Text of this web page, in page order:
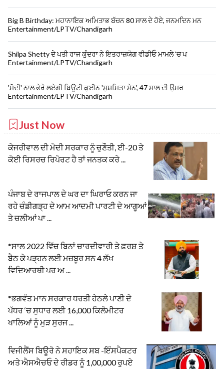
Big B Birthday: ਮਹਾਨਾਇਕ ਅਮਿਤਾਭ ਬੱਚਨ 80 ਸਾਲ ਦੇ ਹੋਏ, ਜਨਮਦਿਨ ਮਨ
Entertainment/LPTV/Chandigarh
Shilpa Shetty ਦੇ ਪਤੀ ਰਾਜ ਕੁੰਦਰਾ ਨੇ ਇਤਰਾਜ਼ਯੋਗ ਵੀਡੀਓ ਮਾਮਲੇ 'ਚ ਪ
Entertainment/LPTV/Chandigarh
'ਮੋਦੀ' ਨਾਲ ਫੇਰੇ ਲਏਗੀ ਬਿਊਟੀ ਕੁਈਨ 'ਸੁਸ਼ਮਿਤਾ ਸੇਨ', 47 ਸਾਲ ਦੀ ਉਮਰ
Entertainment/LPTV/Chandigarh
Just Now
ਕੇਜਰੀਵਾਲ ਦੀ ਮੋਦੀ ਸਰਕਾਰ ਨੂੰ ਚੁਣੌਤੀ, ਈ-20 ਤੇ
ਕੋਈ ਰਿਸਰਚ ਰਿਪੋਰਟ ਹੈ ਤਾਂ ਜਨਤਕ ਕਰੇ ...
ਪੰਜਾਬ ਦੇ ਰਾਜਪਾਲ ਦੇ ਘਰ ਦਾ ਘਿਰਾਓ ਕਰਨ ਜਾ
ਰਹੇ ਚੰਡੀਗੜ੍ਹ ਦੇ ਆਮ ਆਦਮੀ ਪਾਰਟੀ ਦੇ ਆਗੂਆਂ
ਤੇ ਚਲੀਆਂ ਪਾ ...
*ਸਾਲ 2022 ਵਿੱਚ ਬਿਨਾਂ ਚਾਰਦੀਵਾਰੀ ਤੇ ਫ਼ਰਸ਼ ਤੇ
ਬੈਠ ਕੇ ਪੜ੍ਹਨ ਲਈ ਮਜ਼ਬੂਰ ਸਨ 4 ਲੱਖ
ਵਿਦਿਆਰਥੀ ਪਰ ਅ ...
*ਭਗਵੰਤ ਮਾਨ ਸਰਕਾਰ ਧਰਤੀ ਹੇਠਲੇ ਪਾਣੀ ਦੇ
ਪੱਧਰ ‘ਚ ਸੁਧਾਰ ਲਈ 16,000 ਕਿਲੋਮੀਟਰ
ਖਾਲਿਆਂ ਨੂੰ ਮੁੜ ਸੁਰਜ ...
ਵਿਜੀਲੈਂਸ ਬਿਊਰੋ ਨੇ ਸਹਾਇਕ ਸਬ -ਇੰਸਪੈਕਟਰ
ਅਤੇ ਐਸਐਚਓ ਦੇ ਰੀਡਰ ਨੂੰ 1,00,000 ਰੁਪਏ